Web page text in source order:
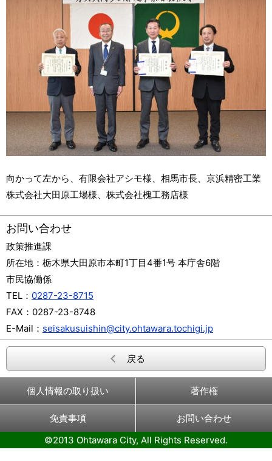
向かって左から、有限会社アシモ様、相馬市長、京浜精密工業
株式会社大田原工場様、株式会社槐工務店様
お問い合わせ
政策推進課
所在地： 栃木県大田原市本町1丁目4番1号 本庁舎6階
市民協働係
TEL： 0287-23-8715
FAX： 0287-23-8748
E-Mail： seisakusuishin@city.ohtawara.tochigi.jp
戻る
個人情報の取り扱い 著作権
免責事項
お問い合わせ
©2013 Ohtawara City, All Rights Reserved.